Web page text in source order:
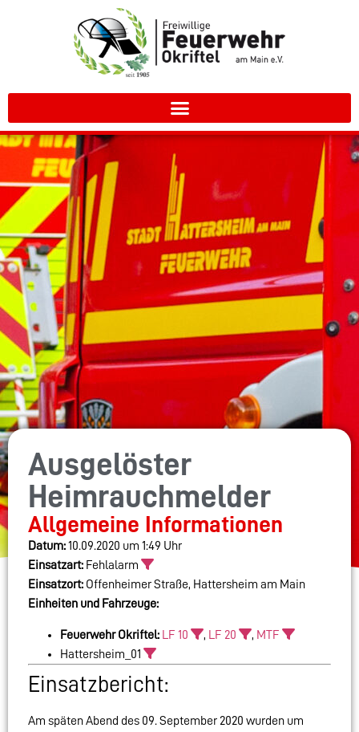
Ausgelöster
Heimrauchmelder
Allgemeine Informationen
Datum:10.09.2020 um 1:49 Uhr
Einsatzart: Fehlalarm
Einsatzort: Offenheimer Straße, Hattersheim am Main
Einheiten und Fahrzeuge:
Feuerwehr Okriftel: LF 10 , LF 20 , MTF
Hattersheim_01
Einsatzbericht:
Am späten Abend des 09. September 2020 wurden um